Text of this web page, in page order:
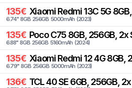
135€ Xiaomi Redmi 13C 5G
6.74" 8GB 256GB 5000mAh (2023)
135€ Poco C75 8GB, 256GB, 2x
6.88" 8GB 256GB 5160mAh (2024)
135€ Xiaomi Redmi 12 4G 8GB,
6.79" 8GB 256GB 5000mAh (2023)
136€ TCL 40 SE 6GB, 256GB, 2x